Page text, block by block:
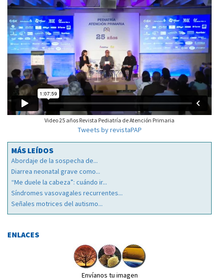
Video 25 años Revista Pediatría de Atención Primaria
Tweets by revistaPAP
MÁS LEÍDOS
Abordaje de la sospecha de...
Diarrea neonatal grave como...
“Me duele la cabeza”: cuándo ir...
Síndromes vasovagales recurrentes...
Señales motrices del autismo...
ENLACES
Envíanos tu imagen